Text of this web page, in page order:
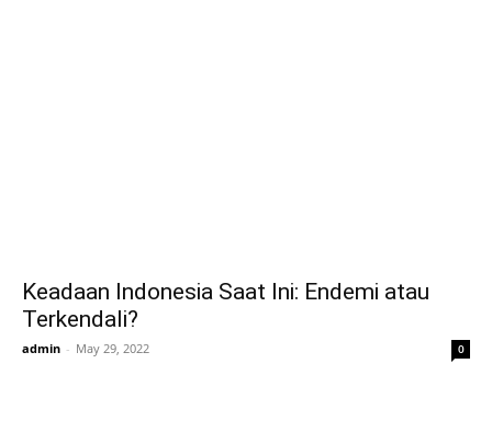
Keadaan Indonesia Saat Ini: Endemi atau
Terkendali?
admin - May 29, 2022 0